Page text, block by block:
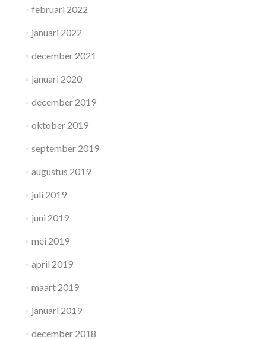
februari 2022
januari 2022
december 2021
januari 2020
december 2019
oktober 2019
september 2019
augustus 2019
juli 2019
juni 2019
mei 2019
april 2019
maart 2019
januari 2019
december 2018